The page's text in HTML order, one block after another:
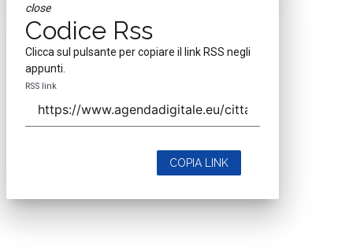
close
Codice Rss
Clicca sul pulsante per copiare il link RSS negli
appunti.
RSS link
COPIA LINK